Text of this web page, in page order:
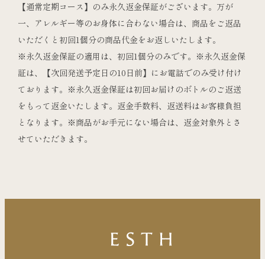
【通常定期コース】のみ永久返金保証がございます。万が
一、アレルギー等のお身体に合わない場合は、商品をご返品
いただくと初回1個分の商品代金をお返しいたします。
※永久返金保証の適用は、初回1個分のみです。※永久返金保
証は、【次回発送予定日の10日前】にお電話でのみ受け付け
ております。※永久返金保証は初回お届けのボトルのご返送
をもって返金いたします。返金手数料、返送料はお客様負担
となります。※商品がお手元にない場合は、返金対象外とさ
せていただきます。